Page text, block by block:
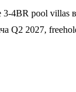
3-4BR pool villas
Q2 2027,